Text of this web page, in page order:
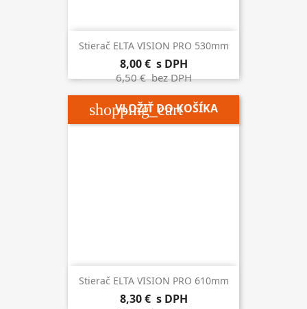
Stierač ELTA VISION PRO 530mm
8,00 € s DPH
6,50 €bez DPH
shopping_cart
VLOŽIŤ DO KOŠÍKA
Stierač ELTA VISION PRO 610mm
8,30 € s DPH